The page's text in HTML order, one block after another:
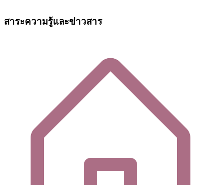
สาระความรู้และข่าวสาร